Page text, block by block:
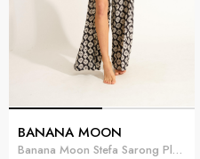
BANANA MOON
Banana Moon Stefa Sarong Plaj Pantolonu